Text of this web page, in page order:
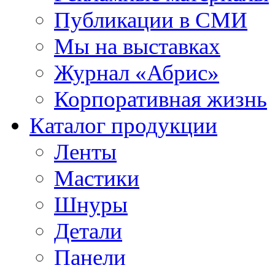
Публикации в СМИ
Мы на выставках
Журнал «Абрис»
Корпоративная жизнь
Каталог продукции
Ленты
Мастики
Шнуры
Детали
Панели